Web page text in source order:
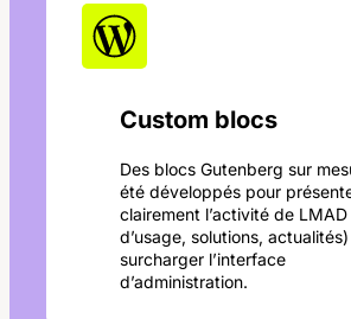
Custom blocs
Des blocs Gutenberg sur
été développés pour
clairement l’activité de
d’usage, solutions,
surcharger l’interface
d’administration.